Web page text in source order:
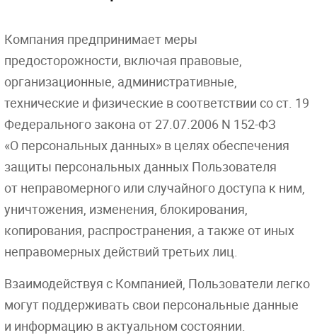
Компания предпринимает меры
предосторожности, включая правовые,
организационные, административные,
технические и физические в соответствии со ст. 19
Федерального закона от 27.07.2006N 152-ФЗ
«О персональных данных» в целях обеспечения
защиты персональных данных Пользователя
от неправомерного или случайного доступа к ним,
уничтожения, изменения, блокирования,
копирования, распространения, а также от иных
неправомерных действий третьих лиц.
Взаимодействуя с Компанией, Пользователи легко
могут поддерживать свои персональные данные
и информацию в актуальном состоянии.